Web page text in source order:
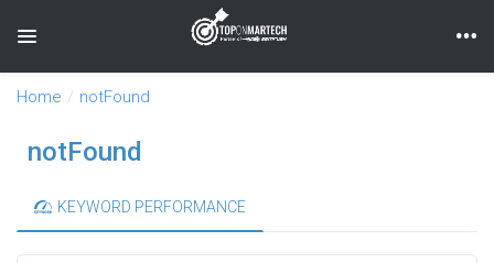
Toggle navigation
Home notFound
notFound
KEYWORD PERFORMANCE